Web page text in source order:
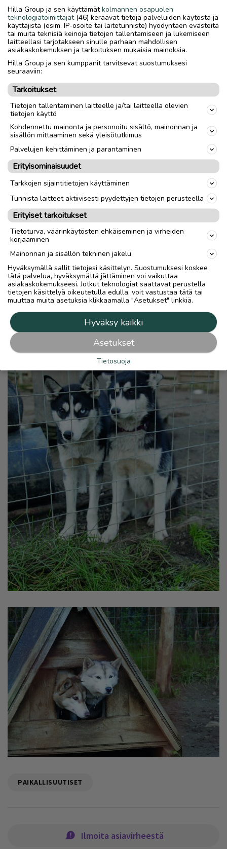
alkaneet järjestäytymään ja luomaan alalle
yhteisiä pelisääntöjä.
Yksi konkreettinen esimerkki tästä on
marraskuussa julkaistava opaskirja
matkailueläinten hyvinvoinnista. Lapin
ammattikorkeakoulun ja Lapin yliopiston
yhteishankkeen tavoitteena on ollut varmistaa
eläinten hyvinvoinnin toteutuminen
lappilaisissa matkailupalveluissa.
PAIKALLISUUTISET
Ilmoita asiavirheestä
Hilla Group ja sen käyttämätkolmannen osapuolen
teknologiatoimittajat(46) keräävät tietoja palveluiden käytöstä ja
käyttäjistä (esim. IP-osoite tai laitetunniste) hyödyntäen evästeitä
tai muita teknisiä keinoja tietojen tallentamiseen ja lukemiseen
laitteellasi tarjotakseen sinulle parhaan mahdollisen
asiakaskokemuksen ja tarkoituksen mukaisia mainoksia.
Hilla Group ja sen kumppanit tarvitsevat suostumuksesi
seuraaviin:
Tarkoitukset
Tietojen tallentaminen laitteelle ja/tai laitteella olevien
tietojen käyttö
Kohdennettu mainonta ja personoitu sisältö, mainonnan ja
sisällön mittaaminen sekä yleisötutkimus
Palvelujen kehittäminen ja parantaminen
Erityisominaisuudet
Tarkkojen sijaintitietojen käyttäminen
Tunnista laitteet aktiivisesti pyydettyjen tietojen perusteella
Erityiset tarkoitukset
Tietoturva, väärinkäytösten ehkäiseminen ja virheiden
korjaaminen
Mainonnan ja sisällön tekninen jakelu
Hyväksymällä sallit tietojesi käsittelyn. Suostumuksesi koskee
tätä palvelua, hyväksymättä jättäminen voi vaikuttaa
asiakaskokemukseesi. Jotkut teknologiat saattavat perustella
tietojen käsittelyä oikeutetulla edulla, voit vastustaa tätä tai
muuttaa muita asetuksia klikkaamalla "Asetukset" linkkiä.
Hyväksy kaikki
Asetukset
Tietosuoja